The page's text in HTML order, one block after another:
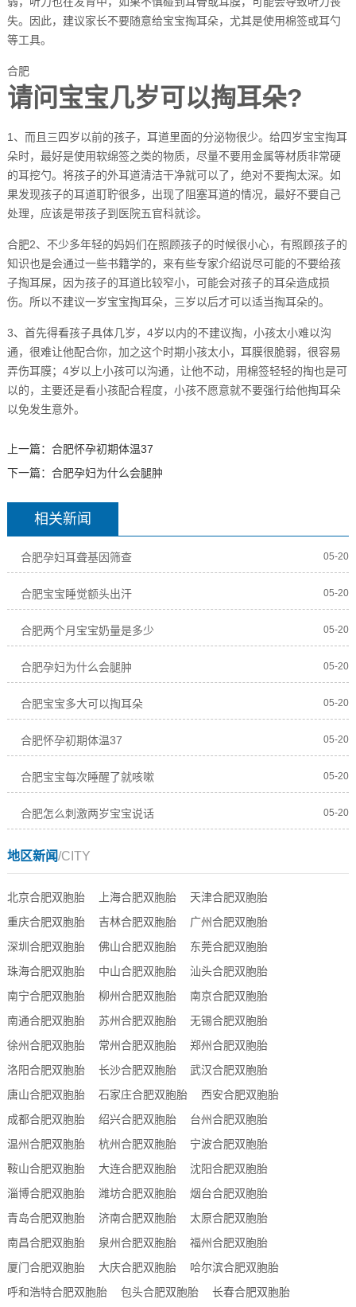
失。因此，建议家长不要随意给宝宝掏耳朵，尤其是使用棉签或耳勺
等工具。
合肥
请问宝宝几岁可以掏耳朵?
1、而且三四岁以前的孩子，耳道里面的分泌物很少。给四岁宝宝掏耳
朵时，最好是使用软绵签之类的物质，尽量不要用金属等材质非常硬
的耳挖勺。将孩子的外耳道清洁干净就可以了，绝对不要掏太深。如
果发现孩子的耳道耵聍很多，出现了阻塞耳道的情况，最好不要自己
处理，应该是带孩子到医院五官科就诊。
合肥2、不少多年轻的妈妈们在照顾孩子的时候很小心，有照顾孩子的
知识也是会通过一些书籍学的，来有些专家介绍说尽可能的不要给孩
子掏耳屎，因为孩子的耳道比较窄小，可能会对孩子的耳朵造成损
伤。所以不建议一岁宝宝掏耳朵，三岁以后才可以适当掏耳朵的。
3、首先得看孩子具体几岁，4岁以内的不建议掏，小孩太小难以沟
通，很难让他配合你，加之这个时期小孩太小，耳膜很脆弱，很容易
弄伤耳膜；4岁以上小孩可以沟通，让他不动，用棉签轻轻的掏也是可
以的，主要还是看小孩配合程度，小孩不愿意就不要强行给他掏耳朵
以免发生意外。
上一篇： 合肥怀孕初期体温37
下一篇： 合肥孕妇为什么会腿肿
相关新闻
合肥孕妇耳聋基因筛查 05-20
合肥宝宝睡觉额头出汗 05-20
合肥两个月宝宝奶量是多少 05-20
合肥孕妇为什么会腿肿 05-20
合肥宝宝多大可以掏耳朵 05-20
合肥怀孕初期体温37 05-20
合肥宝宝每次睡醒了就咳嗽 05-20
合肥怎么刺激两岁宝宝说话 05-20
地区新闻/CITY
北京合肥双胞胎 上海合肥双胞胎
天津合肥双胞胎
重庆合肥双胞胎
吉林合肥双胞胎
广州合肥双胞胎
深圳合肥双胞胎
佛山合肥双胞胎
东莞合肥双胞胎
珠海合肥双胞胎
中山合肥双胞胎
汕头合肥双胞胎
南宁合肥双胞胎
柳州合肥双胞胎
南京合肥双胞胎
南通合肥双胞胎
苏州合肥双胞胎
无锡合肥双胞胎
徐州合肥双胞胎
常州合肥双胞胎
郑州合肥双胞胎
洛阳合肥双胞胎
长沙合肥双胞胎
武汉合肥双胞胎
唐山合肥双胞胎
石家庄合肥双胞胎
西安合肥双胞胎
成都合肥双胞胎
绍兴合肥双胞胎
台州合肥双胞胎
温州合肥双胞胎
杭州合肥双胞胎
宁波合肥双胞胎
鞍山合肥双胞胎
大连合肥双胞胎
沈阳合肥双胞胎
淄博合肥双胞胎
潍坊合肥双胞胎
烟台合肥双胞胎
青岛合肥双胞胎
济南合肥双胞胎
太原合肥双胞胎
南昌合肥双胞胎
泉州合肥双胞胎
福州合肥双胞胎
厦门合肥双胞胎
大庆合肥双胞胎
哈尔滨合肥双胞胎
呼和浩特合肥双胞胎
包头合肥双胞胎 长春合肥双胞胎